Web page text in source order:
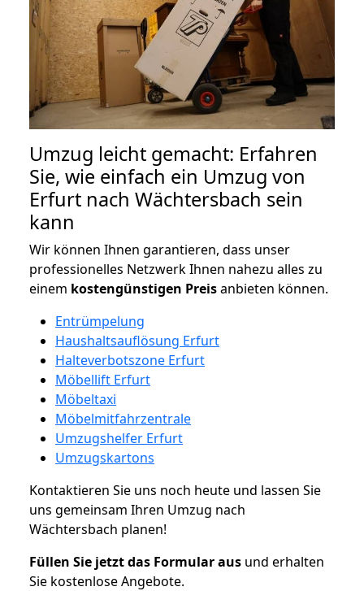
Umzug leicht gemacht: Erfahren
Sie, wie einfach ein Umzug von
Erfurt nach Wächtersbach sein
kann
Wir können Ihnen garantieren, dass unser
professionelles Netzwerk Ihnen nahezu alles zu
einem kostengünstigen Preisanbieten können.
Entrümpelung
Haushaltsauflösung Erfurt
Halteverbotszone Erfurt
Möbellift Erfurt
Möbeltaxi
Möbelmitfahrzentrale
Umzugshelfer Erfurt
Umzugskartons
Kontaktieren Sie uns noch heute und lassen Sie
uns gemeinsam Ihren Umzug nach
Wächtersbach planen!
Füllen Sie jetzt das Formular aus und erhalten
Sie kostenlose Angebote.